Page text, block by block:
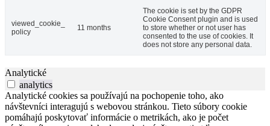
viewed_cookie_
policy
11 months
The cookie is set by the GDPR
Cookie Consent plugin and is used
to store whether or not user has
consented to the use of cookies. It
does not store any personal data.
Analytické
analytics
Analytické cookies sa používajú na pochopenie toho, ako
návštevníci interagujú s webovou stránkou. Tieto súbory cookie
pomáhajú poskytovať informácie o metrikách, ako je počet